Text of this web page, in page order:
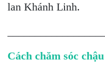
lan Khánh Linh.
Cách chăm sóc